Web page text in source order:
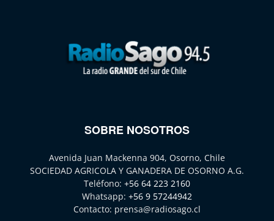
SOBRE NOSOTROS
Avenida Juan Mackenna 904, Osorno, Chile
SOCIEDAD AGRICOLA Y GANADERA DE OSORNO A.G.
Teléfono: +56 64 223 2160
Whatsapp: +56 9 57244942
Contacto: prensa@radiosago.cl